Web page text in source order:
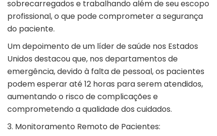
sobrecarregados e trabalhando além de seu escopo
profissional, o que pode comprometer a segurança
do paciente.
Um depoimento de um líder de saúde nos Estados
Unidos destacou que, nos departamentos de
emergência, devido à falta de pessoal, os pacientes
podem esperar até 12 horas para serem atendidos,
aumentando o risco de complicações e
comprometendo a qualidade dos cuidados.
3. Monitoramento Remoto de Pacientes: